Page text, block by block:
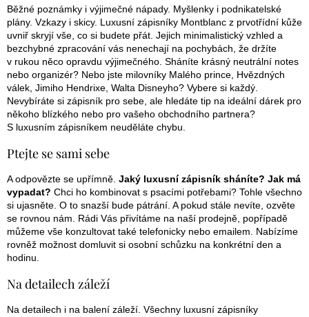
í
p
r
v
k
y
v
ý
p
i
k
o
v
á
n
í
Běžné poznámky i výjimečné nápady. Myšlenky i podnikatelské
plány. Vzkazy i skicy. Luxusní zápisníky Montblanc z prvotřídní kůže
uvniř skryjí vše, co si budete přát. Jejich minimalistický vzhled a
bezchybné zpracování vás nenechají na pochybách, že držíte
v rukou něco opravdu výjimečného. Sháníte krásný neutrální notes
nebo organizér? Nebo jste milovníky Malého prince, Hvězdných
válek, Jimiho Hendrixe, Walta Disneyho? Vybere si každý.
Nevybíráte si zápisník pro sebe, ale hledáte tip na ideální dárek pro
někoho blízkého nebo pro vašeho obchodního partnera?
S luxusním zápisníkem neuděláte chybu.
Ptejte se sami sebe
A odpovězte se upřímně. Jaký luxusní zápisník sháníte? Jak má
vypadat? Chci ho kombinovat s psacími potřebami? Tohle všechno
si ujasněte. O to snazší bude pátrání. A pokud stále nevíte, ozvěte
se rovnou nám. Rádi Vás přivítáme na naší prodejně, popřípadě
můžeme vše konzultovat také telefonicky nebo emailem. Nabízíme
rovněž možnost domluvit si osobní schůzku na konkrétní den a
hodinu.
Na detailech záleží
Na detailech i na balení záleží. Všechny luxusní zápisníky